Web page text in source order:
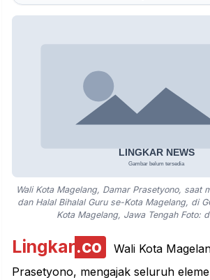
Wali Kota Magelang, Damar Prasetyono, saat
dan Halal Bihalal Guru se-Kota Magelang, di
Kota Magelang, Jawa Tengah Foto:
Lingkar.co Wali Kota
Prasetyono, mengajak seluruh